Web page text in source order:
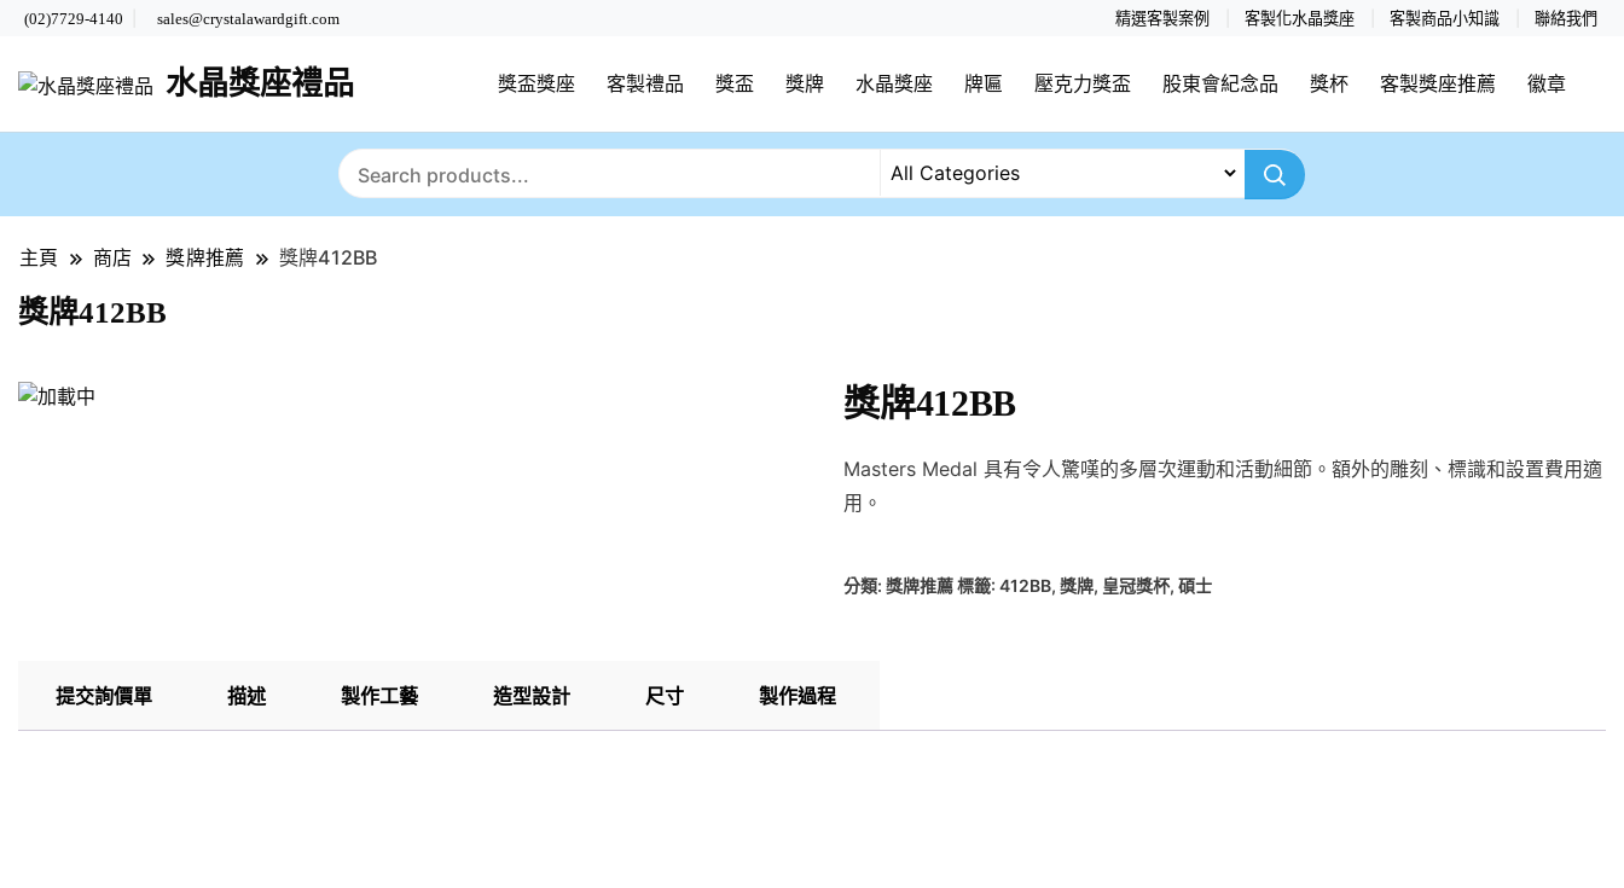
(02)7729-4140 sales@crystalawardgift.com 精選客製案例 客製化水晶獎座 客製商品小知識 聯絡我們
水晶獎座禮品 獎盃獎座 客製禮品 獎盃 獎牌 水晶獎座 牌匾 壓克力獎盃 股東會紀念品 獎杯 客製獎座推薦 徽章
主頁 商店 獎牌推薦 獎牌412BB
獎牌412BB
獎牌412BB
Masters Medal 具有令人驚嘆的多層次運動和活動細節。額外的雕刻、標識和設置費用適
用。
分類:獎牌推薦標籤:412BB,獎牌, 皇冠獎杯,碩士
提交詢價單 描述 製作工藝 造型設計 尺寸 製作過程